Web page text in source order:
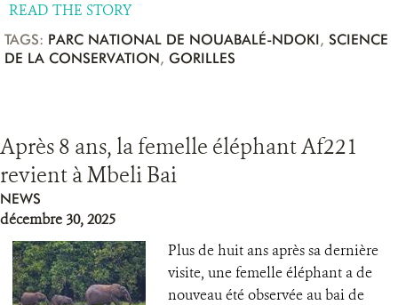
READ THE STORY
TAGS: PARC NATIONAL DE NOUABALÉ-NDOKI, SCIENCE
DE LA CONSERVATION, GORILLES
Après 8 ans, la femelle éléphant Af221
revient à Mbeli Bai
NEWS
décembre 30, 2025
Plus de huit ans après sa dernière
visite, une femelle éléphant a de
nouveau été observée au bai de